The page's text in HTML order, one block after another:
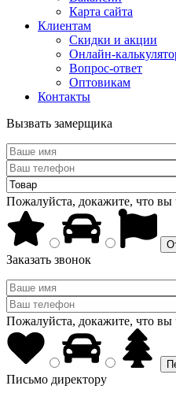
Карта сайта
Клиентам
Скидки и акции
Онлайн-
Вопрос-ответ
Оптовикам
Контакты
Вызвать замерщика
Пожалуйста, докажите, что вы
Заказать звонок
Пожалуйста, докажите, что вы
Письмо директору